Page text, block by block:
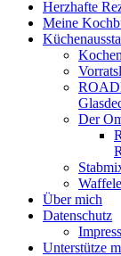
Herzhafte
Meine
Der
Über mich
Datenschutz
Unterstütze